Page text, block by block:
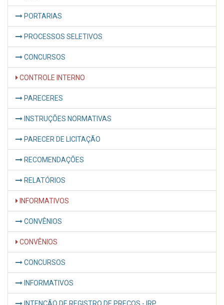
PORTARIAS
PROCESSOS SELETIVOS
CONCURSOS
CONTROLE INTERNO
PARECERES
INSTRUÇÕES NORMATIVAS
PARECER DE LICITAÇÃO
RECOMENDAÇÕES
RELATÓRIOS
INFORMATIVOS
CONVÊNIOS
CONVÊNIOS
CONCURSOS
INFORMATIVOS
INTENÇÃO DE REGISTRO DE PREÇOS - IRP